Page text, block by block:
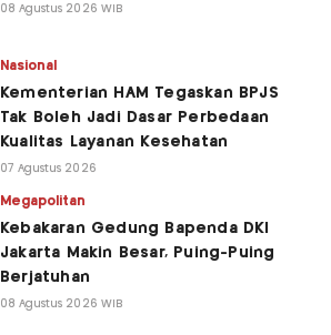
08 Agustus 2026 WIB
Nasional
Kementerian HAM Tegaskan BPJS
Tak Boleh Jadi Dasar Perbedaan
Kualitas Layanan Kesehatan
07 Agustus 2026
Megapolitan
Kebakaran Gedung Bapenda DKI
Jakarta Makin Besar, Puing-Puing
Berjatuhan
08 Agustus 2026 WIB